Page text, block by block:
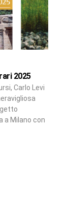
2025
Carlo Levi
a Milano con